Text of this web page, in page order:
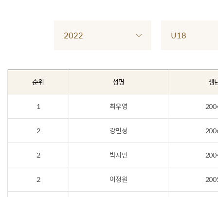
2022 U18
순위 성명 생
1 최우영
2 강민성
2 박지민
2 이정원